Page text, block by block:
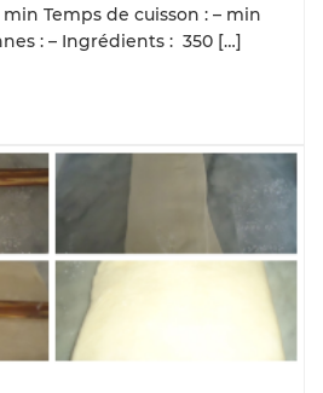
Temps de cuisson : – min
: – Ingrédients : 350 […]